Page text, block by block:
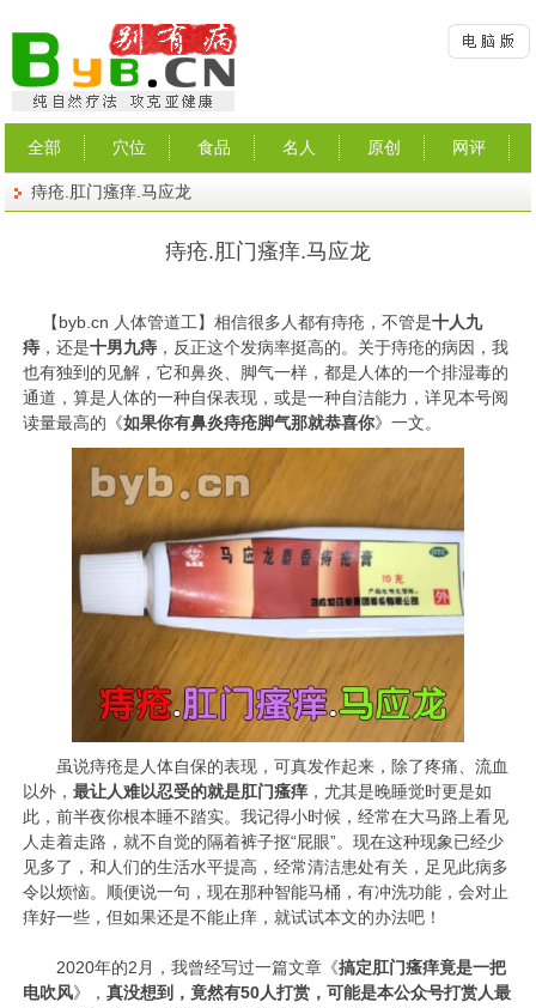
全部 穴位 食品 名人 原创 网评
痔疮.肛门瘙痒.马应龙
痔疮.肛门瘙痒.马应龙
【byb.cn 人体管道工】相信很多人都有痔疮，不管是十人九
痔 ，还是十男九痔 ，反正这个发病率挺高的。关于痔疮的病因，我
也有独到的见解，它和鼻炎、脚气一样，都是人体的一个排湿毒的
通道，算是人体的一种自保表现，或是一种自洁能力，详见本号阅
读量最高的《如果你有鼻炎痔疮脚气那就恭喜你》一文。
虽说痔疮是人体自保的表现，可真发作起来，除了疼痛、流血
以外，最让人难以忍受的就是肛门瘙痒 ，尤其是晚睡觉时更是如
此，前半夜你根本睡不踏实。我记得小时候，经常在大马路上看见
人走着走路，就不自觉的隔着裤子抠“屁眼”。现在这种现象已经少
见多了，和人们的生活水平提高，经常清洁患处有关，足见此病多
令以烦恼。顺便说一句，现在那种智能马桶，有冲洗功能，会对止
痒好一些，但如果还是不能止痒，就试试本文的办法吧！
2020年的2月，我曾经写过一篇文章《搞定肛门瘙痒竟是一把
电吹风》，真没想到，竟然有50人打赏，可能是本公众号打赏人最